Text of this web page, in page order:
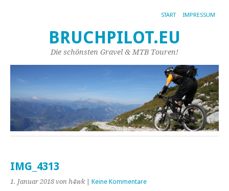
START IMPRESSUM
BRUCHPILOT.EU
Die schönsten Gravel & MTB Touren!
IMG_4313
1. Januar 2018 von h4wk| Keine Kommentare